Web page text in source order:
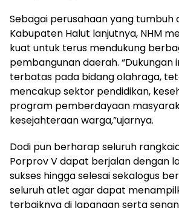
Sebagai perusahaan yang tumbuh
Kabupaten Halut lanjutnya, NHM
kuat untuk terus mendukung
pembangunan daerah. “Dukungan
terbatas pada bidang olahraga,
mencakup sektor pendidikan,
program pemberdayaan
kesejahteraan warga,”ujarnya.
Dodi pun berharap seluruh
Porprov V dapat berjalan dengan
sukses hingga selesai sekalogus
seluruh atlet agar dapat
terbaiknya di lapangan serta